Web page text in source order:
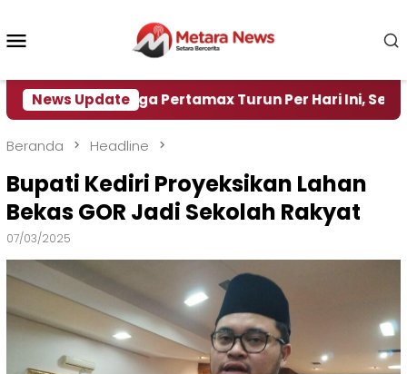
konten
News Update
Harga Pertamax Turun Per Hari Ini, Segini
Beranda Headline
Bupati Kediri Proyeksikan Lahan
Bekas GOR Jadi Sekolah Rakyat
07/03/2025